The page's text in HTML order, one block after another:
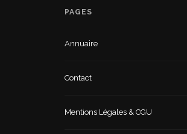
PAGES
Annuaire
Contact
Mentions Légales & CGU